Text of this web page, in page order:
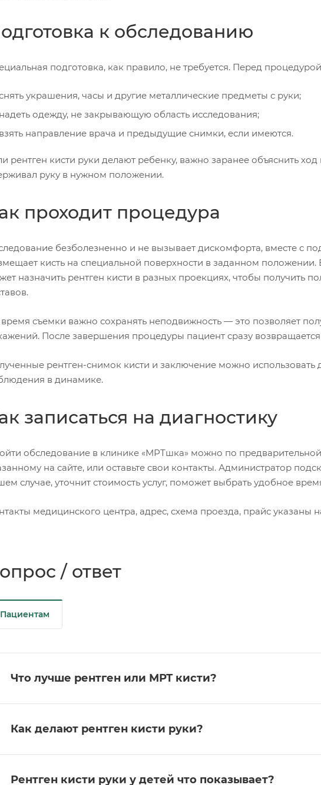
к обследованию
подготовка, как правило, не требуется. Перед
украшения, часы и другие металлические предметы с руки;
надеть одежду, не закрывающую область исследования;
взять направление врача и предыдущие снимки, если имеются.
рентген кисти руки делают ребенку, важно заранее объяснить
руку в нужном положении.
проходит процедура
безболезненно и не вызывает дискомфорта, вместе с
кисть на специальной поверхности в заданном положении.
назначить рентген кисти в разных проекциях, чтобы получить
съемки важно сохранять неподвижность — это позволяет
После завершения процедуры пациент сразу
рентген-снимок кисти и заключение можно использовать
в динамике.
записаться на диагностику
обследование в клинике «МРТшка» можно по
на сайте, или оставьте свои контакты. Администратор
случае, уточнит стоимость услуг, поможет выбрать удобное
медицинского центра, адрес, схема проезда, прайс указаны
/ ответ
Пациентам
Что лучше рентген или МРТ кисти?
Как делают рентген кисти руки?
Рентген кисти руки у детей что показывает?